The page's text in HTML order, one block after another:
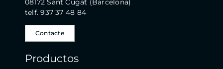
08172 Sant Cugat (Barcelona)
telf. 937 37 48 84
Contacte
Productos